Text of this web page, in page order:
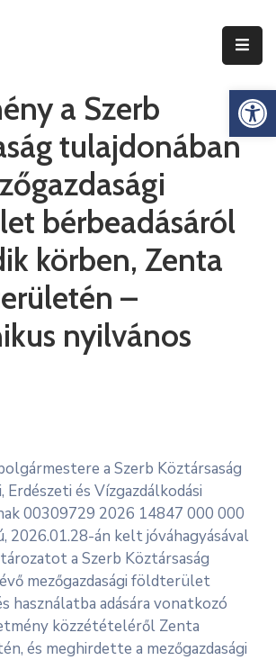
a Szerb
tulajdonában
bérbeadásáról
körben, Zenta
–
nyilvános
a Szerb Köztársaság
Erdészeti és Vízgazdálkodási
00309729 2026 14847 000 000
2026.01.28-án kelt jóváhagyásával
a Szerb Köztársaság
mezőgazdasági földterület
használatba adására vonatkozó
közzétételéről Zenta
és meghirdette a mezőgazdasági